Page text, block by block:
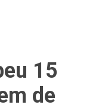
15
de